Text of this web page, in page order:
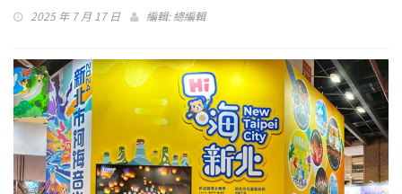
2025 年 7 月 17 日 編輯:總編輯